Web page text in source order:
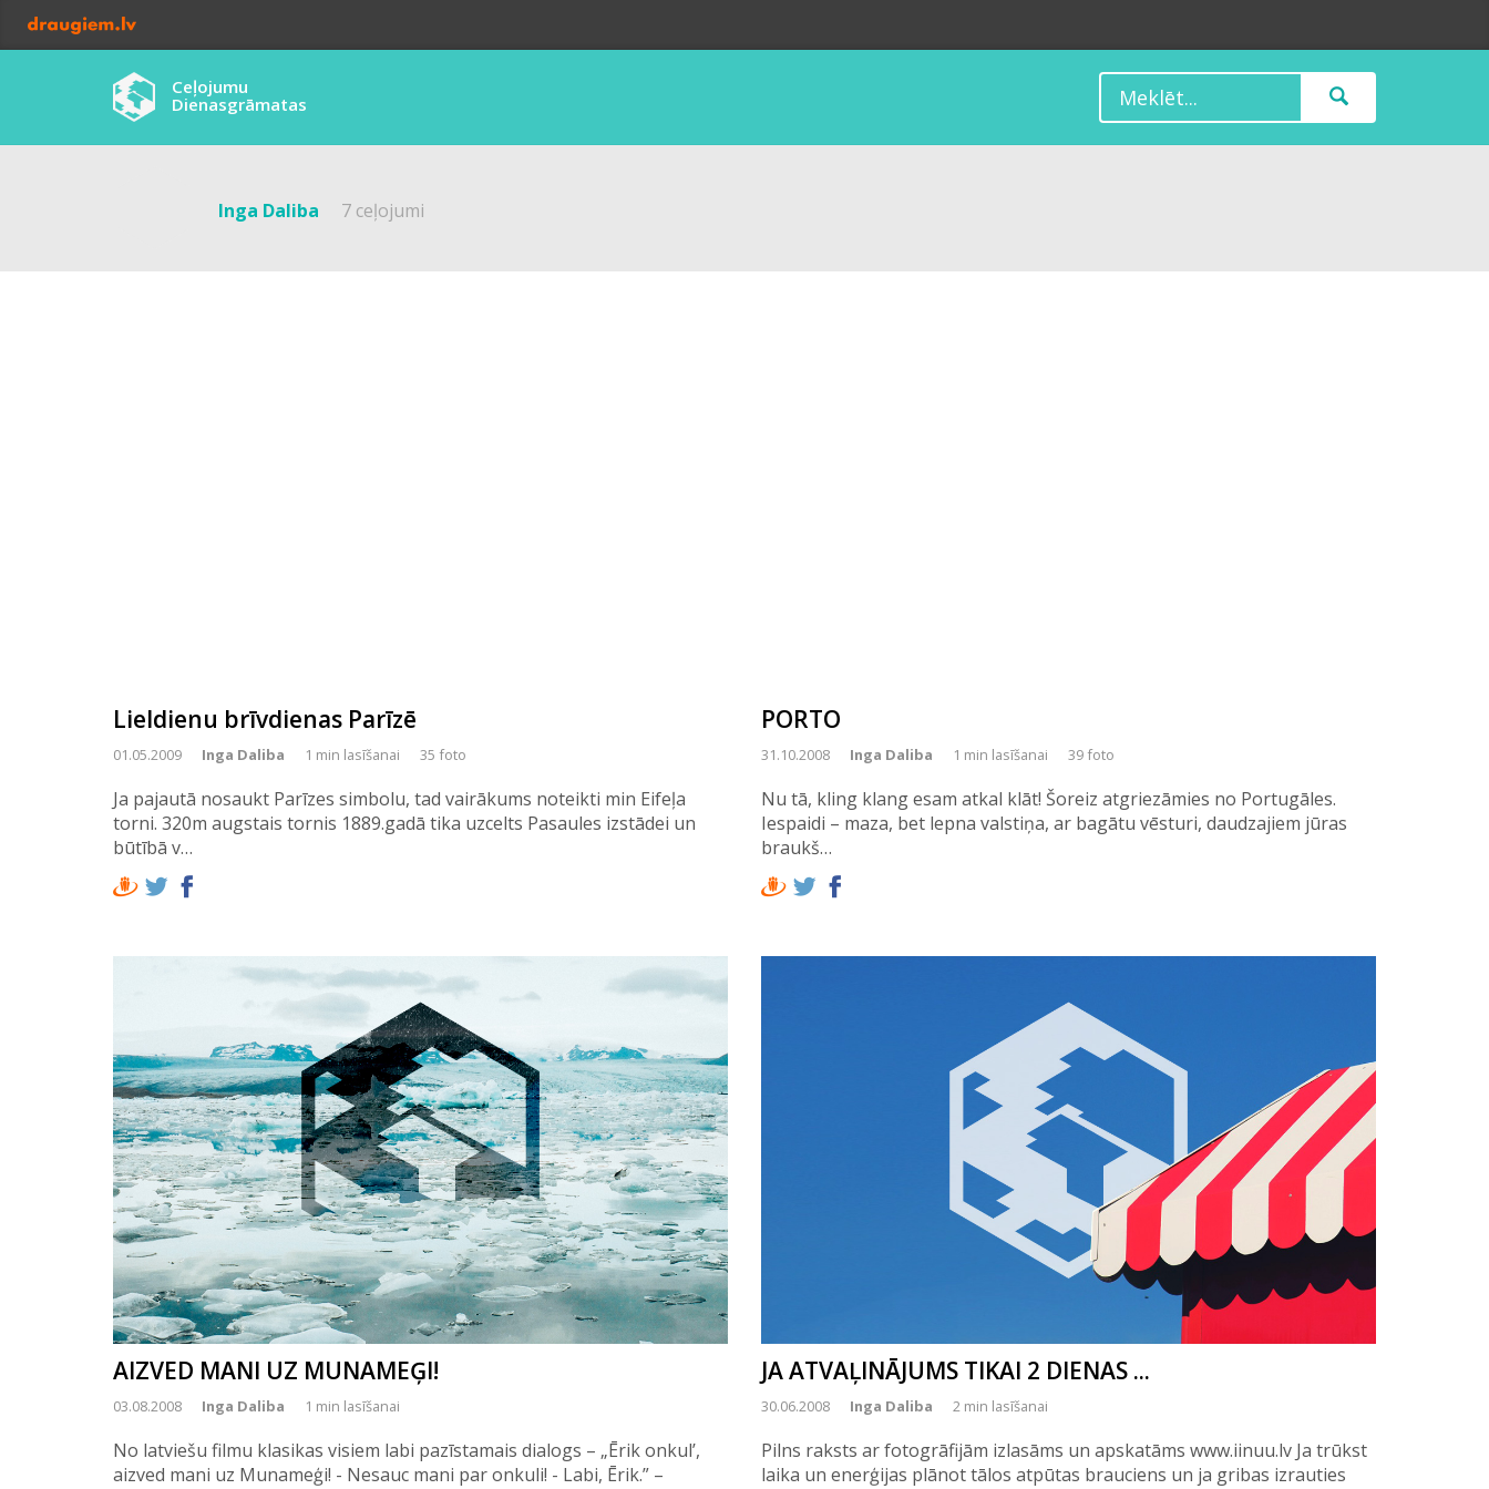
Ceļojumu
Dienasgrāmatas
Inga Daliba 7 ceļojumi
Lieldienu brīvdienas Parīzē
01.05.2009 Inga Daliba 1 min lasīšanai 35 foto
Ja pajautā nosaukt Parīzes simbolu, tad vairākums noteikti min Eifeļa
torni. 320m augstais tornis 1889.gadā tika uzcelts Pasaules izstādei un
būtībā v…
PORTO
31.10.2008 Inga Daliba 1 min lasīšanai 39 foto
Nu tā, kling klang esam atkal klāt! Šoreiz atgriezāmies no Portugāles.
Iespaidi – maza, bet lepna valstiņa, ar bagātu vēsturi, daudzajiem jūras
braukš…
AIZVED MANI UZ MUNAMEĢI!
03.08.2008 Inga Daliba 1 min lasīšanai
No latviešu filmu klasikas visiem labi pazīstamais dialogs – „Ērik onkul’,
aizved mani uz Munameģi! - Nesauc mani par onkuli! - Labi, Ērik.” –
JA ATVAĻINĀJUMS TIKAI 2 DIENAS ...
30.06.2008 Inga Daliba 2 min lasīšanai
Pilns raksts ar fotogrāfijām izlasāms un apskatāms www.iinuu.lv Ja trūkst
laika un enerģijas plānot tālos atpūtas brauciens un ja gribas izrauties